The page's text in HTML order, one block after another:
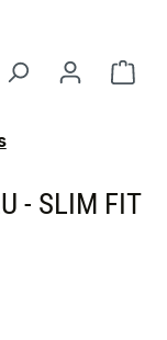
- SLIM FIT